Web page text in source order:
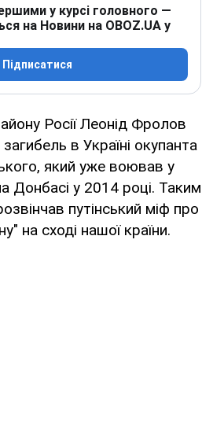
у курсі головного —
на Новини на OBOZ.UA у
Підписатися
Росії Леонід Фролов
в Україні окупанта
який уже воював у
Донбасі у 2014 році. Таким
путінський міф про
на сході нашої країни.